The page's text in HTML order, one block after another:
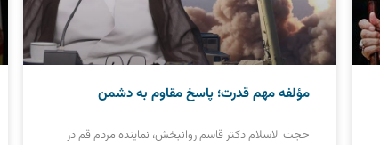
مؤلفه مهم قدرت؛ پاسخ مقاوم به دشمن
حجت الاسلام دکتر قاسم روانبخش، نماینده مردم قم در